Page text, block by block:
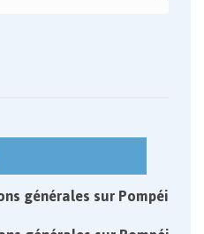
générales sur Pompéi